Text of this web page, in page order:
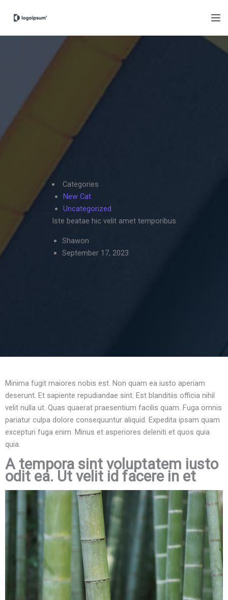
Categories
New Cat
Uncategorized
Iste beatae hic velit amet temporibus
Shawon
September 17, 2023
Minima fugit maiores nobis est. Non quam ea iusto aperiam
deserunt. Et sapiente repudiandae sint. Est blanditiis officia nihil
velit nulla ut. Quas quaerat praesentium facilis quam. Fuga omnis
pariatur culpa dolore consequuntur aliquid. Expedita ipsam quam
excepturi fuga enim. Minus et asperiores deleniti et quos quia
quia.
A tempora sint voluptatem iusto
odit ea. Ut velit id facere in et